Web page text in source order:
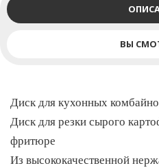
ВЫ
Диск для кухонных
Диск для резки сырого
фритюре
Из высококачественной